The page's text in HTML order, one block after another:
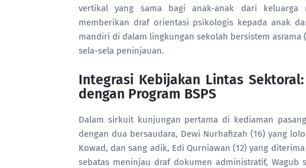
vertikal yang sama bagi anak-anak dari
memberikan draf orientasi psikologis kepada anak
mandiri di dalam lingkungan sekolah bersistem asrama (
sela-sela peninjauan.
Integrasi Kebijakan Lintas
dengan Program BSPS
Dalam sirkuit kunjungan pertama di kediaman
dengan dua bersaudara, Dewi Nurhafizah (16) yang
Kowad, dan sang adik, Edi Qurniawan (12) yang
sebatas meninjau draf dokumen administratif,